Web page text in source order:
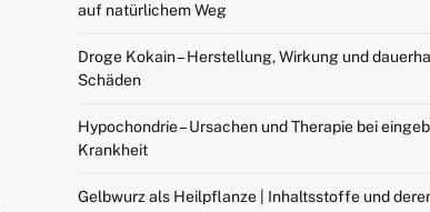
auf natürlichem Weg
Droge Kokain – Herstellung, Wirkung und
Schäden
Hypochondrie – Ursachen und Therapie bei
Krankheit
Gelbwurz als Heilpflanze | Inhaltsstoffe und